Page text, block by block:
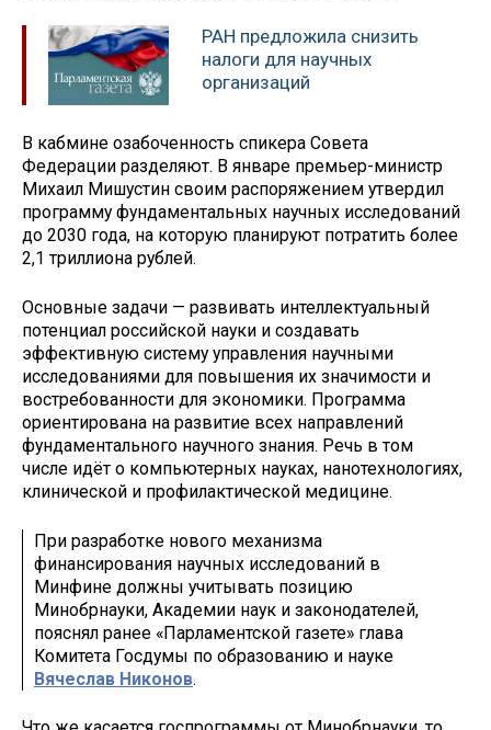
РАН предложила снизить
налоги для научных
организаций
В кабмине озабоченность спикера Совета
Федерации разделяют. В январе премьер-министр
Михаил Мишустин своим распоряжением утвердил
программу фундаментальных научных исследований
до 2030 года, на которую планируют потратить более
2,1 триллиона рублей.
Основные задачи — развивать интеллектуальный
потенциал российской науки и создавать
эффективную систему управления научными
исследованиями для повышения их значимости и
востребованности для экономики. Программа
ориентирована на развитие всех направлений
фундаментального научного знания. Речь в том
числе идёт о компьютерных науках, нанотехнологиях,
клинической и профилактической медицине.
При разработке нового механизма
финансирования научных исследований в
Минфине должны учитывать позицию
Минобрнауки, Академии наук и законодателей,
пояснял ранее «Парламентской газете» глава
Комитета Госдумы по образованию и науке
Вячеслав Никонов.